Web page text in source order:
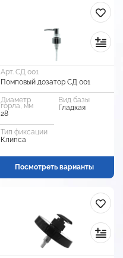
Арт. СД 001
Помповый дозатор СД 001
Диаметр
горла, мм
28
Вид базы
Гладкая
Тип фиксации
Клипса
Посмотреть варианты